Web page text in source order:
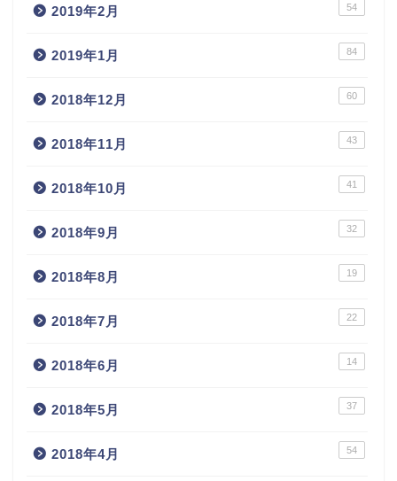
2019年2月 54
2019年1月 84
2018年12月 60
2018年11月 43
2018年10月 41
2018年9月 32
2018年8月 19
2018年7月 22
2018年6月 14
2018年5月 37
2018年4月 54